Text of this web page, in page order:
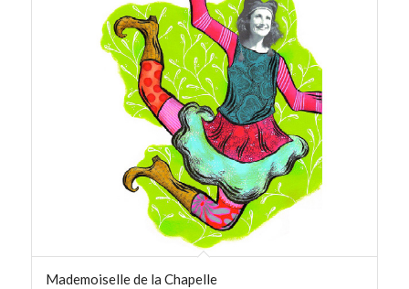
Mademoiselle de la Chapelle